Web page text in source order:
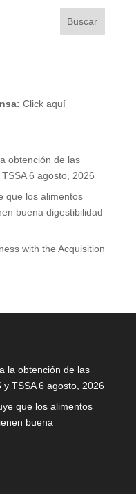
Click aquí
obtención de las
6 agosto, 2026
que los alimentos
buena digestibilidad
with the Acquisition
la obtención de las
y TSSA 6 agosto, 2026
que los alimentos
buena